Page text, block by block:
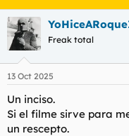
i
c
i
a
d
o
d
e
l
h
a
e
c
i
Freak total
13 Oct 2025
Un inciso.
Si el filme sirve para
un rescepto.